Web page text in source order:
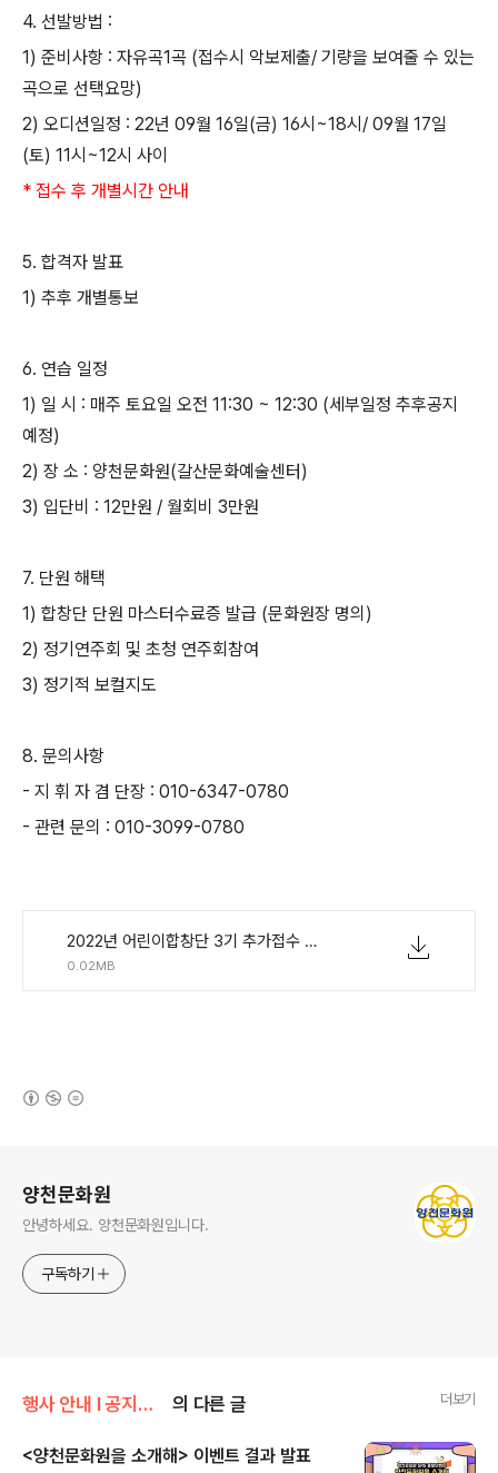
4. 선발방법 :
1) 준비사항 : 자유곡1곡 (접수시 악보제출/ 기량을 보여줄 수 있는
곡으로 선택요망)
2) 오디션일정 : 22년 09월 16일(금) 16시 ~18시 / 09월 17일
(토) 11시 ~12시 사이
* 접수 후 개별시간 안내
5. 합격자 발표
1) 추후 개별통보
6. 연습 일정
1) 일 시 : 매주 토요일 오전 11:30 ~ 12:30 (세부일정 추후공지
예정)
2) 장 소 : 양천문화원(갈산문화예술센터)
3) 입단비 : 12만원 / 월회비 3만원
7. 단원 해택
1) 합창단 단원 마스터수료증 발급 (문화원장 명의 )
2) 정기연주회 및 초청 연주회참여
3) 정기적 보컬지도
8. 문의사항
- 지 휘 자 겸 단장 : 010-6347-0780
- 관련 문의 : 010-3099-0780
2022년 어린이합창단 3기 추가접수 참가신청서.hwp
0.02MB
양천문화원
안녕하세요. 양천문화원입니다.
구독하기
행사 안내 Ι 공지사항/공지사항 의 다른 글 더보기
<양천문화원을 소개해> 이벤트 결과 발표